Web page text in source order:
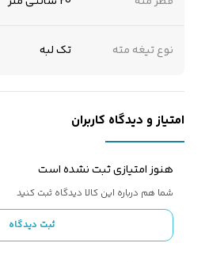
نوع تیغه مته تک لبه
امتیاز و دیدگاه کاربران
هنوز امتیازی ثبت نشده است
شما هم درباره این کالا دیدگاه ثبت کنید
ثبت دیدگاه